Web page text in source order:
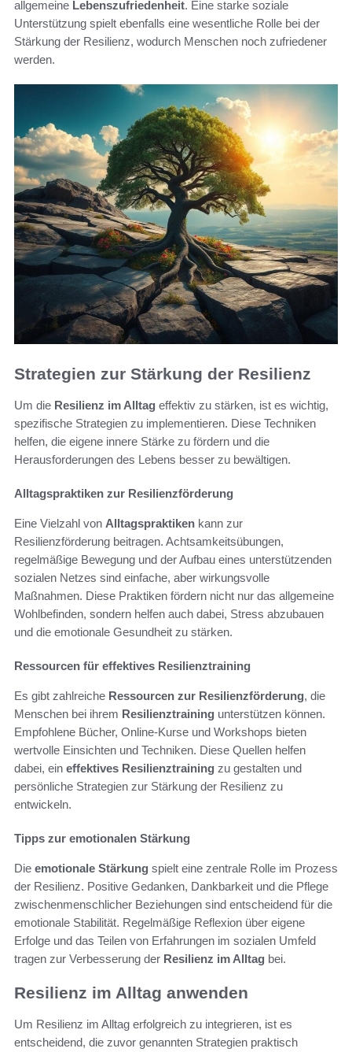
allgemeine Lebenszufriedenheit. Eine starke soziale
Unterstützung spielt ebenfalls eine wesentliche Rolle bei der
Stärkung der Resilienz, wodurch Menschen noch zufriedener
werden.
Strategien zur Stärkung der Resilienz
Um die Resilienz im Alltag effektiv zu stärken, ist es wichtig,
spezifische Strategien zu implementieren. Diese Techniken
helfen, die eigene innere Stärke zu fördern und die
Herausforderungen des Lebens besser zu bewältigen.
Alltagspraktiken zur Resilienzförderung
Eine Vielzahl von Alltagspraktiken kann zur
Resilienzförderung beitragen. Achtsamkeitsübungen,
regelmäßige Bewegung und der Aufbau eines unterstützenden
sozialen Netzes sind einfache, aber wirkungsvolle
Maßnahmen. Diese Praktiken fördern nicht nur das allgemeine
Wohlbefinden, sondern helfen auch dabei, Stress abzubauen
und die emotionale Gesundheit zu stärken.
Ressourcen für effektives Resilienztraining
Es gibt zahlreiche Ressourcen zur Resilienzförderung, die
Menschen bei ihrem Resilienztraining unterstützen können.
Empfohlene Bücher, Online-Kurse und Workshops bieten
wertvolle Einsichten und Techniken. Diese Quellen helfen
dabei, ein effektives Resilienztraining zu gestalten und
persönliche Strategien zur Stärkung der Resilienz zu
entwickeln.
Tipps zur emotionalen Stärkung
Die emotionale Stärkung spielt eine zentrale Rolle im Prozess
der Resilienz. Positive Gedanken, Dankbarkeit und die Pflege
zwischenmenschlicher Beziehungen sind entscheidend für die
emotionale Stabilität. Regelmäßige Reflexion über eigene
Erfolge und das Teilen von Erfahrungen im sozialen Umfeld
tragen zur Verbesserung der Resilienz im Alltag bei.
Resilienz im Alltag anwenden
Um Resilienz im Alltag erfolgreich zu integrieren, ist es
entscheidend, die zuvor genannten Strategien praktisch